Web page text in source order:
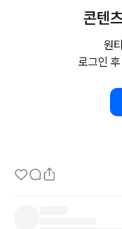
같더라구요,, 그래서 직
을 씁니다ㅜ 일단 제가
발, 조직 커뮤니케이션
비슷한 일을 하다가 이
모르겠더라구요,, 제가
하고 계신 분이시라면 어
콘텐
원
로그인